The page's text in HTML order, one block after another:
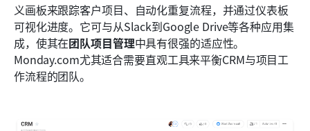
义画板来跟踪客户项目、自动化重复流程，并通过仪表板
可视化进度。它可与从Slack到Google Drive等各种应用集
成，使其在团队项目管理中具有很强的适应性。
Monday.com尤其适合需要直观工具来平衡CRM与项目工
作流程的团队。